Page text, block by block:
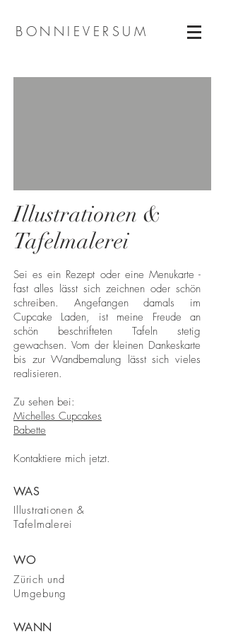
BONNIEVERSUM
Illustrationen &
Tafelmalerei
Sei es ein Rezept oder eine Menukarte -
fast alles lässt sich zeichnen oder schön
schreiben. Angefangen damals im
Cupcake Laden, ist meine Freude an
schön beschrifteten Tafeln stetig
gewachsen. Vom der kleinen Dankeskarte
bis zur Wandbemalung lässt sich vieles
realisieren.
Zu sehen bei:
Michelles Cupcakes
Babette
Kontaktiere mich jetzt.
WAS
Illustrationen &
Tafelmalerei
WO
Zürich und
Umgebung
WANN